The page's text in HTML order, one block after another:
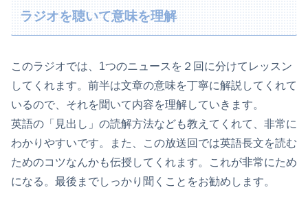
ラジオを聴いて意味を理解
このラジオでは、1つのニュースを２回に分けてレッスン
してくれます。前半は文章の意味を丁寧に解説してくれて
いるので、それを聞いて内容を理解していきます。
英語の「見出し」の読解方法なども教えてくれて、非常に
わかりやすいです。また、この放送回では英語長文を読む
ためのコツなんかも伝授してくれます。これが非常にため
になる。最後までしっかり聞くことをお勧めします。